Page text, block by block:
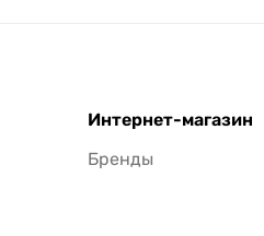
Интернет-магазин
Бренды